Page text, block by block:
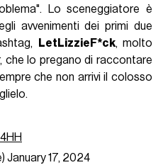
Lo sceneggiatore è
avvenimenti dei primi due
LetLizzieF*ck, molto
che lo pregano di raccontare
che non arrivi il colosso
January 17, 2024